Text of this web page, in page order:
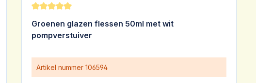
Gemiddelde waardering van 5 van 5 sterren
Groenen glazen flessen 50ml met wit
pompverstuiver
Artikel nummer 106594